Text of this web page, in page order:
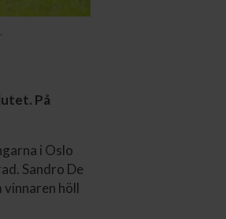
På
i Oslo
Sandro De
vinnaren höll